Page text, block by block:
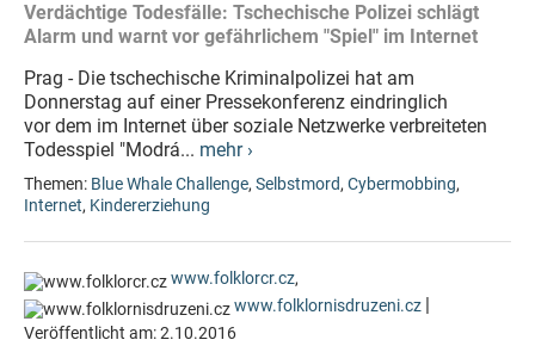
Verdächtige Todesfälle: Tschechische Polizei schlägt
Alarm und warnt vor gefährlichem "Spiel" im Internet
Prag - Die tschechische Kriminalpolizei hat am
Donnerstag auf einer Pressekonferenz eindringlich
vor dem im Internet über soziale Netzwerke verbreiteten
Todesspiel "Modrá... mehr ›
Themen: Blue Whale Challenge, Selbstmord, Cybermobbing,
Internet, Kindererziehung
www.folklorcr.cz,
www.folklornisdruzeni.cz |
Veröffentlicht am:2.10.2016